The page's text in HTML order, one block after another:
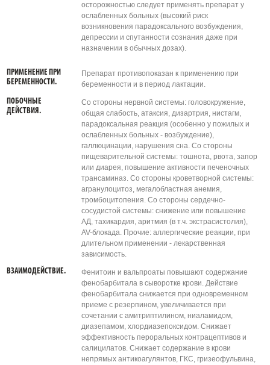
осторожностью следует применять препарат у
ослабленных больных (высокий риск
возникновения парадоксального возбуждения,
депрессии и спутанности сознания даже при
назначении в обычных дозах).
ПРИМЕНЕНИЕ ПРИ
БЕРЕМЕННОСТИ.
Препарат противопоказан к применению при
беременности и в период лактации.
ПОБОЧНЫЕ
ДЕЙСТВИЯ.
Со стороны нервной системы: головокружение,
общая слабость, атаксия, дизартрия, нистагм,
парадоксальная реакция (особенно у пожилых и
ослабленных больных - возбуждение),
галлюцинации, нарушения сна. Со стороны
пищеварительной системы: тошнота, рвота, запор
или диарея, повышение активности печеночных
трансаминаз. Со стороны кроветворной системы:
агранулоцитоз, мегалобластная анемия,
тромбоцитопения. Со стороны сердечно-
сосудистой системы: снижение или повышение
АД, тахикардия, аритмия (в т.ч. экстрасистолия),
AV-блокада. Прочие: аллергические реакции, при
длительном применении - лекарственная
зависимость.
ВЗАИМОДЕЙСТВИЕ.
Фенитоин и вальпроаты повышают содержание
фенобарбитала в сыворотке крови. Действие
фенобарбитала снижается при одновременном
приеме с резерпином, увеличивается при
сочетании с амитриптилином, ниаламидом,
диазепамом, хлордиазепоксидом. Снижает
эффективность пероральных контрацептивов и
салицилатов. Снижает содержание в крови
непрямых антикоагулянтов, ГКС, гризеофульвина,